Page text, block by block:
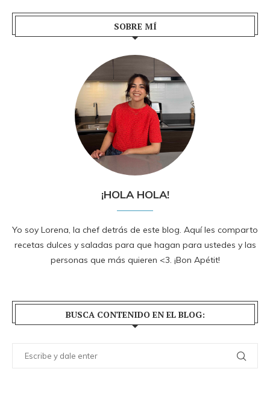
SOBRE MÍ
¡HOLA HOLA!
Yo soy Lorena, la chef detrás de este blog. Aquí les comparto
recetas dulces y saladas para que hagan para ustedes y las
personas que más quieren <3. ¡Bon Apétit!
BUSCA CONTENIDO EN EL BLOG: